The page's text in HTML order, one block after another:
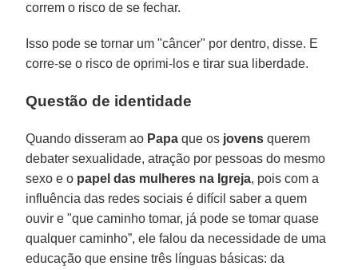
correm o risco de se fechar.
Isso pode se tornar um "câncer" por dentro, disse. E
corre-se o risco de oprimi-los e tirar sua liberdade.
Questão de identidade
Quando disseram ao Papa que os jovens querem
debater sexualidade, atração por pessoas do mesmo
sexo e o papel das mulheres na Igreja, pois com a
influência das redes sociais é difícil saber a quem
ouvir e "que caminho tomar, já pode se tomar quase
qualquer caminho”, ele falou da necessidade de uma
educação que ensine três línguas básicas: da